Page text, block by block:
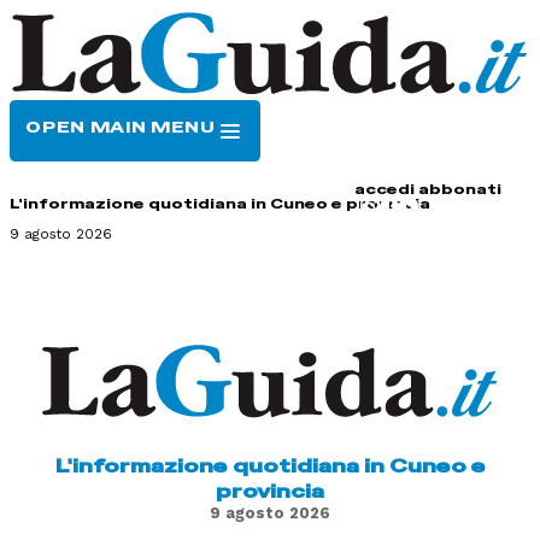
OPEN MAIN MENU
accedi abbonati
L'informazione quotidiana in Cuneo e provincia
9 agosto 2026
L'informazione quotidiana in Cuneo e
provincia
9 agosto 2026